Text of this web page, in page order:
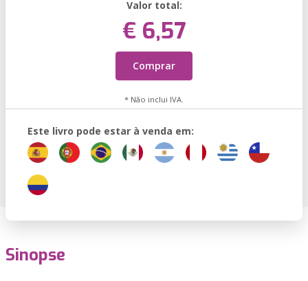
Valor total:
€ 6,57
Comprar
* Não inclui IVA.
Este livro pode estar à venda em:
Sinopse